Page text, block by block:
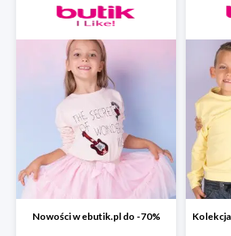
Nowości w ebutik.pl do -70%